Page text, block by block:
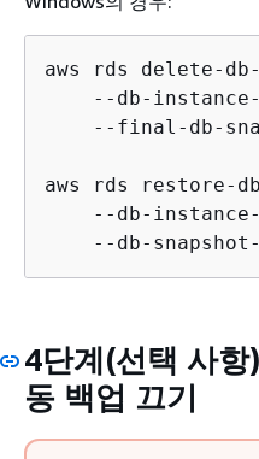
aws rds delete-
--db-
--final-db-
aws rds restore-
--db-
--db-
4단계(선택 사
동 백업 끄기